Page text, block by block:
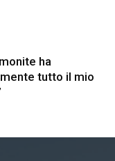
ha
tutto il mio